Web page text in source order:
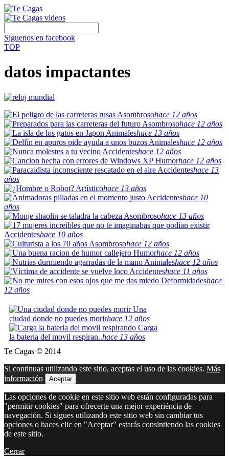
Siguenos en facebook
TOP
datos impactantes
Asombrosohace 12 años
Asombrosohace 12 años
Animaleshace 13 años
Animaleshace 12 años
Accidenteshace 12 años
Humorhace 12 años
Accidenteshace 13
años
Artísticohace 13 años
Accidenteshace 10
años
Asombrosohace 13 años
Accidenteshace 10 años
Asombrosohace 12 años
Humorhace 12 años
Animaleshace 12 años
Accidenteshace 11 años
Deformidadeshace
12 años
Una
ciudad donde no puedes morirhace 12 años
Carga
la bateria del movil respiran..hace 13 años
Te Cagas © 2014
Si continuas utilizando este sitio, aceptas el uso de las cookies. Más
información
Aceptar
Las opciones de cookie en este sitio web están configuradas para
"permitir cookies" para ofrecerte una mejor experiéncia de
navegación. Si sigues utilizando este sitio web sin cambiar tus
opciones o haces clic en "Aceptar" estarás consintiendo las cookies
de este sitio.
Cerrar